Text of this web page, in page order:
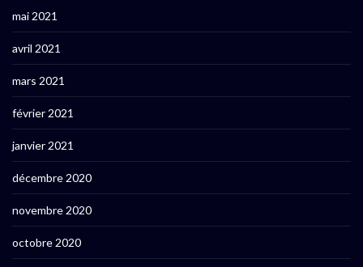
mai 2021
avril 2021
mars 2021
février 2021
janvier 2021
décembre 2020
novembre 2020
octobre 2020